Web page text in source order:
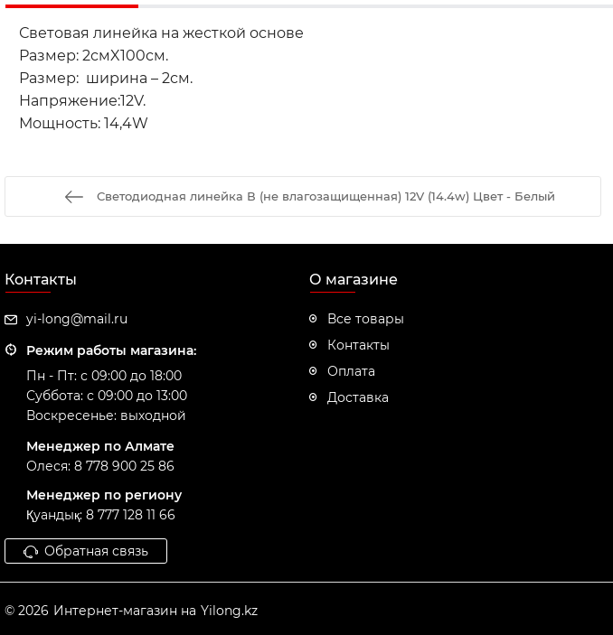
Световая линейка на жесткой основе
Размер: 2смX100см.
Размер: ширина – 2см.
Напряжение:12V.
Мощность: 14,4W
Светодиодная линейка В (не влагозащищенная) 12V (14.4w) Цвет - Белый
Контакты
yi-long@mail.ru
Режим работы магазина:
Пн - Пт: с 09:00 до 18:00
Суббота: с 09:00 до 13:00
Воскресенье: выходной
Менеджер по Алмате
Олеся: 8 778 900 25 86
Менеджер по региону
Қуандық: 8 777 128 11 66
Обратная связь
О магазине
Все товары
Контакты
Оплата
Доставка
© 2026 Интернет-магазин на Yilong.kz